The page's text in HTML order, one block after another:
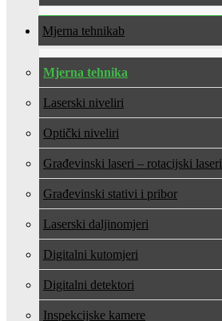
Mjerna tehnika
Mjerna tehnika
Laserski niveliri
Optički niveliri
Građevinski laseri – rotacijski laseri
Građevinski stativi i pribor
Laserski daljinomjeri
Digitalni kutomjeri
Digitalni detektori
Inspekcijske kamere